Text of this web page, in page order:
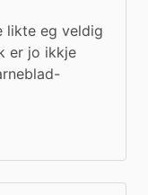
likte eg veldig
er jo ikkje
status